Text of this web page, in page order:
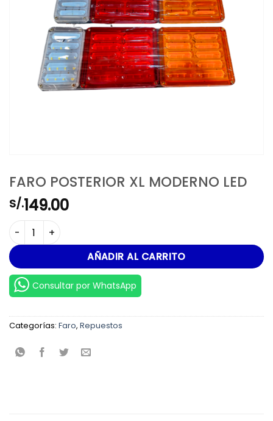
FARO POSTERIOR XL MODERNO LED
S/.149.00
FARO POSTERIOR XL MODERNO LED cantidad
AÑADIR AL CARRITO
Consultar por WhatsApp
Categorías: Faro, Repuestos